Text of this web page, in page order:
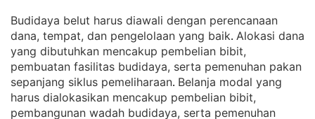
Budidaya belut harus diawali dengan perencanaan
dana, tempat, dan pengelolaan yang baik. Alokasi dana
yang dibutuhkan mencakup pembelian bibit,
pembuatan fasilitas budidaya, serta pemenuhan pakan
sepanjang siklus pemeliharaan. Belanja modal yang
harus dialokasikan mencakup pembelian bibit,
pembangunan wadah budidaya, serta pemenuhan